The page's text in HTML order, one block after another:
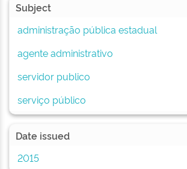
Subject
administração pública estadual
agente administrativo
servidor publico
serviço público
Date issued
2015